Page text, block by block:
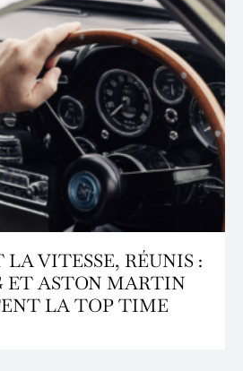
LA VITESSE, RÉUNIS :
ET ASTON MARTIN
LA TOP TIME